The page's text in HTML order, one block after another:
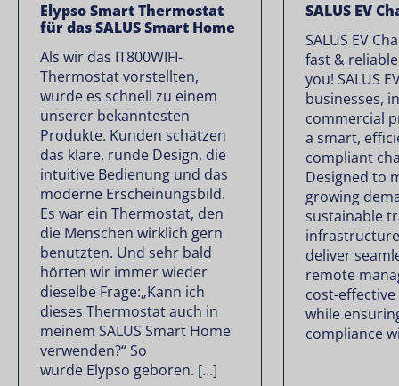
Elypso Smart Thermostat
für das SALUS Smart Home
Als wir das IT800WIFI-
Thermostat vorstellten,
wurde es schnell zu einem
unserer bekanntesten
Produkte. Kunden schätzen
das klare, runde Design, die
intuitive Bedienung und das
moderne Erscheinungsbild.
Es war ein Thermostat, den
die Menschen wirklich gern
benutzten. Und sehr bald
hörten wir immer wieder
dieselbe Frage:„Kann ich
dieses Thermostat auch in
meinem SALUS Smart Home
verwenden?“ So
wurde Elypso geboren. […]
SALUS EV
SALUS EV
fast &
you! SALUS
businesses,
commercial
a smart,
compliant
Designed to
growing
sustainable
deliver
remote
cost-
while
compliance